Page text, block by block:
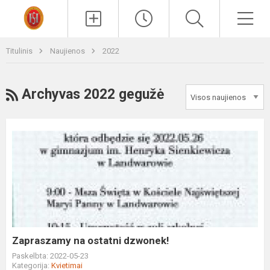
Titulinis Naujienos 2022
RSS
Archyvas 2022 gegužė
Zapraszamy
Zapraszamy na ostatni dzwonek!
Paskelbta: 2022-05-23
Kategorija: Kvietimai